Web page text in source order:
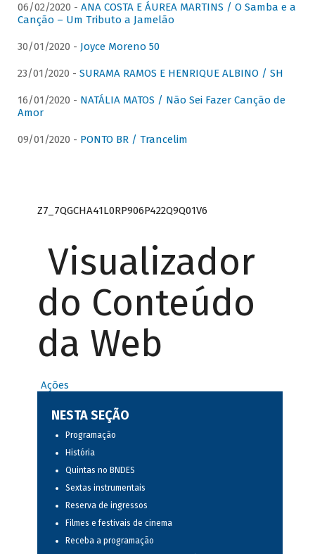
06/02/2020 - ANA COSTA E ÁUREA MARTINS / O Samba e a
Canção – Um Tributo a Jamelão
30/01/2020 - Joyce Moreno 50
23/01/2020 - SURAMA RAMOS E HENRIQUE ALBINO / SH
16/01/2020 - NATÁLIA MATOS / Não Sei Fazer Canção de
Amor
09/01/2020 - PONTO BR / Trancelim
Z7_7QGCHA41L0RP906P422Q9Q01V6
Visualizador
do Conteúdo
da Web
Ações
NESTA SEÇÃO
Programação
História
Quintas no BNDES
Sextas instrumentais
Reserva de ingressos
Filmes e festivais de cinema
Receba a programação